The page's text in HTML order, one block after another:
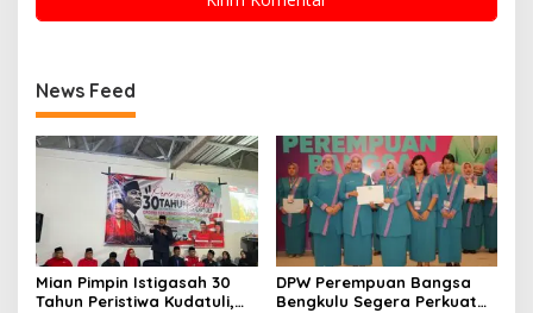
News Feed
Mian Pimpin Istigasah 30
Tahun Peristiwa Kudatuli,
DPW Perempuan Bangsa
Bengkulu Segera Perkuat